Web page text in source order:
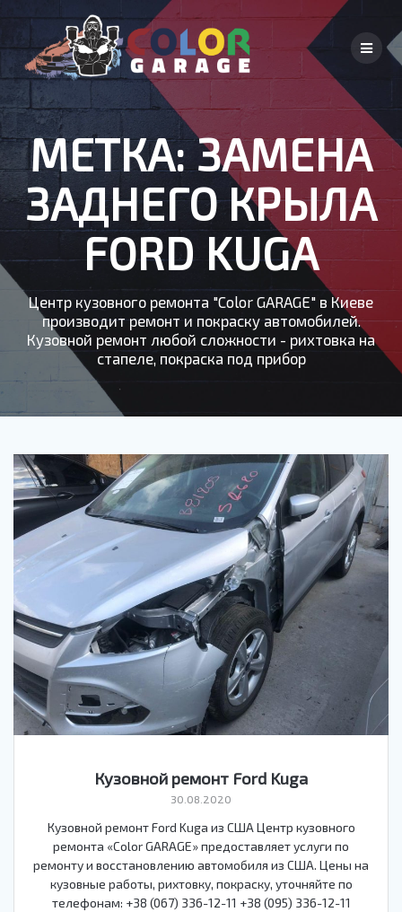
to
content
МЕТКА:ЗАМЕНА
ЗАДНЕГО КРЫЛА
FORD KUGA
Центр кузовного ремонта "Color GARAGE" в Киеве
производит ремонт и покраску автомобилей.
Кузовной ремонт любой сложности - рихтовка на
стапеле, покраска под прибор
Кузовной ремонт Ford Kuga
30.08.2020
Кузовной ремонт Ford Kuga из США Центр кузовного
ремонта «Color GARAGE» предоставляет услуги по
ремонту и восстановлению автомобиля из США. Цены на
кузовные работы, рихтовку, покраску, уточняйте по
телефонам: +38 (067) 336-12-11 +38 (095) 336-12-11